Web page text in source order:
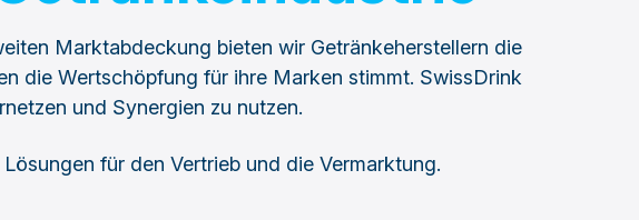
Marktabdeckung bieten wir Getränkeherstellern die
die Wertschöpfung für ihre Marken stimmt. SwissDrink
und Synergien zu nutzen.
für den Vertrieb und die Vermarktung.